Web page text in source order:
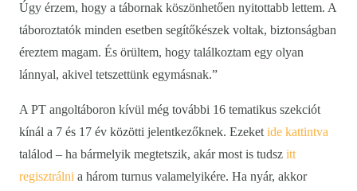
Úgy érzem, hogy a tábornak köszönhetően nyitottabb lettem. A
táboroztatók minden esetben segítőkészek voltak, biztonságban
éreztem magam. És örültem, hogy találkoztam egy olyan
lánnyal, akivel tetszettünk egymásnak.”
A PT angoltáboron kívül még további 16 tematikus szekciót
kínál a 7 és 17 év közötti jelentkezőknek. Ezeketide kattintva
találod – ha bármelyik megtetszik, akár most is tudsz itt
regisztrálni a három turnus valamelyikére. Ha nyár, akkor